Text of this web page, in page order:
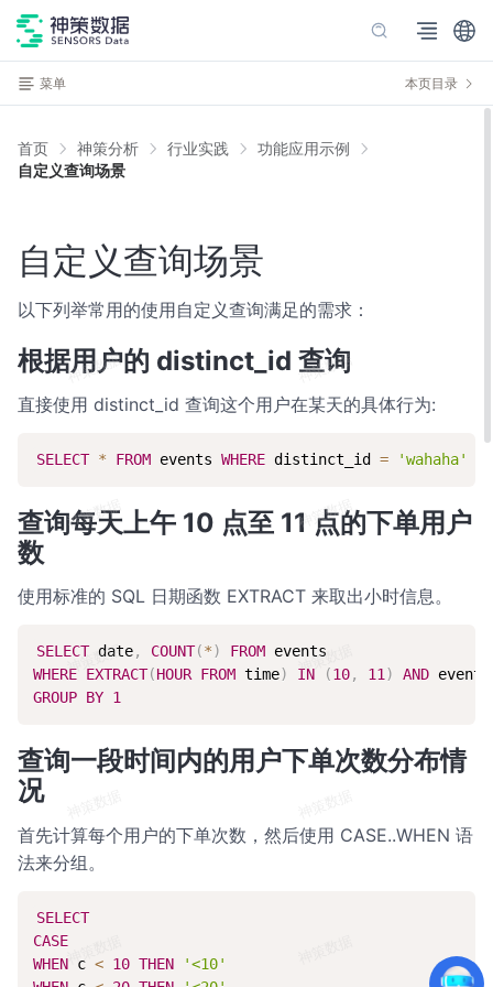
菜单 本页目录
首页 神策分析 行业实践
功能应用示例
自定义查询场景
自定义查询场景
以下列举常用的使用自定义查询满足的需求：
根据用户的 distinct_id 查询
直接使用 distinct_id 查询这个用户在某天的具体行为:
SELECT * FROM events WHERE distinct_id = 'wahaha'
复制
查询每天上午 10 点至 11 点的下单用户
数
使用标准的 SQL 日期函数 EXTRACT 来取出小时信息。
SELECT date, COUNT(*) FROM
WHERE EXTRACT(HOUR FROM time) IN (10, 11 ) AND event
GROUP BY 1
查询一段时间内的用户下单次数分布情
况
首先计算每个用户的下单次数，然后使用 CASE..WHEN 语
法来分组。
SELECT
CASE
WHEN c < 10 THEN
'<10'